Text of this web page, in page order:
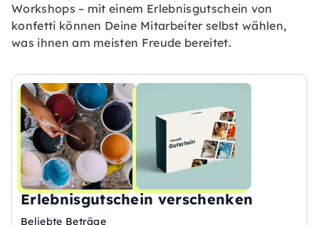
Workshops – mit einem Erlebnisgutschein von
konfetti können Deine Mitarbeiter selbst wählen,
was ihnen am meisten Freude bereitet.
Erlebnisgutschein verschenken
Beliebte Beträge